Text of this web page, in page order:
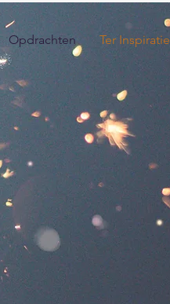
Opdrachten Ter Inspiratie